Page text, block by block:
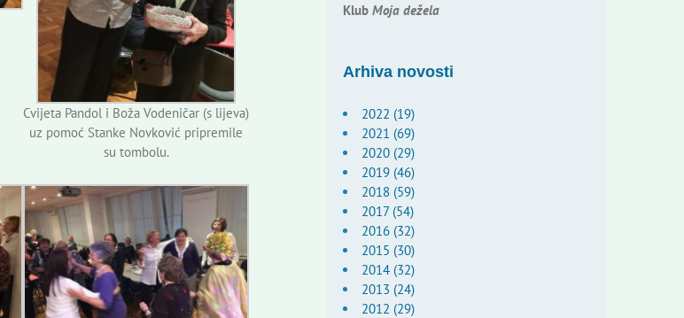
Cvijeta Pandol i Boža Vodeničar (s lijeva)
uz pomoć Stanke Novković pripremile
su tombolu.
Klub Moja dežela
Arhiva novosti
2022 (19)
2021 (69)
2020 (29)
2019 (46)
2018 (59)
2017 (54)
2016 (32)
2015 (30)
2014 (32)
2013 (24)
2012 (29)